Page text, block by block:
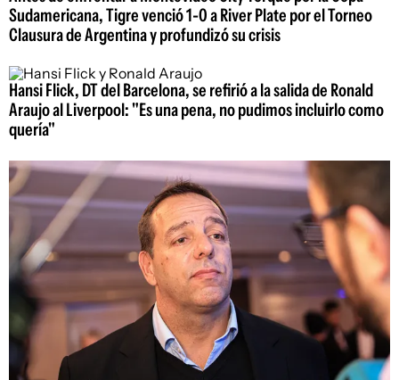
Sudamericana, Tigre venció 1-0 a River Plate por el Torneo
Clausura de Argentina y profundizó su crisis
Hansi Flick, DT del Barcelona, se refirió a la salida de Ronald
Araujo al Liverpool: "Es una pena, no pudimos incluirlo como
quería"